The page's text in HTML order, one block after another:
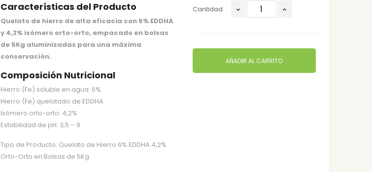
Cantidad
AÑADIR AL CARRITO
Características del Producto
Quelato de hierro de alta eficacia con 6% EDDHA
y 4,2% isómero orto-orto, empacado en bolsas
de 5Kg aluminizadas para una máxima
conservación.
Composición Nutricional
Hierro (Fe) soluble en agua: 6%
Hierro (Fe) quelatado de EDDHA
Isómero orto-orto: 4,2%
Estabilidad de pH: 3,5 – 9
Tipo de Producto: Quelato de Hierro 6% EDDHA 4,2%
Orto-Orto en Bolsas de 5Kg